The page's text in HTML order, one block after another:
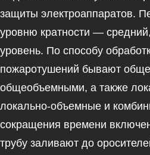
защиты электроаппаратов.
уровню кратности —
уровень. По способу
пожаротушений бывают
общеобъемными, а также
локально-объемные и
сокращения времени
трубу заливают до